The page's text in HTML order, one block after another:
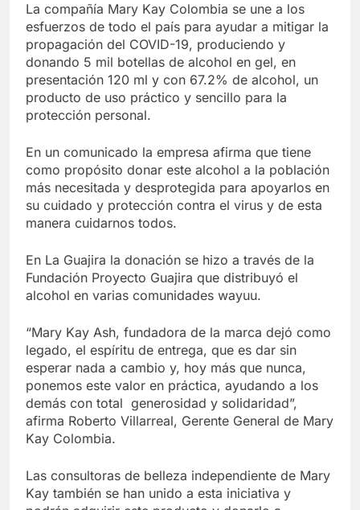
La compañía Mary Kay Colombia se une a los
esfuerzos de todo el país para ayudar a mitigar la
propagación del COVID-19, produciendo y
donando 5 mil botellas de alcohol en gel, en
presentación 120 ml y con 67.2% de alcohol, un
producto de uso práctico y sencillo para la
protección personal.
En un comunicado la empresa afirma que tiene
como propósito donar este alcohol a la población
más necesitada y desprotegida para apoyarlos en
su cuidado y protección contra el virus y de esta
manera cuidarnos todos.
En La Guajira la donación se hizo a través de la
Fundación Proyecto Guajira que distribuyó el
alcohol en varias comunidades wayuu.
“Mary Kay Ash, fundadora de la marca dejó como
legado, el espíritu de entrega, que es dar sin
esperar nada a cambio y, hoy más que nunca,
ponemos este valor en práctica, ayudando a los
demás con total generosidad y solidaridad”,
afirma Roberto Villarreal, Gerente General de Mary
Kay Colombia.
Las consultoras de belleza independiente de Mary
Kay también se han unido a esta iniciativa y